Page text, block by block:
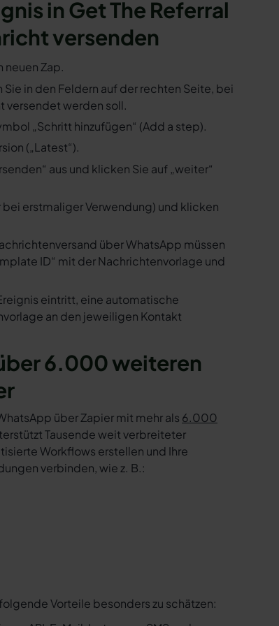
in Get The Referral
versenden
neuen Zap.
Sie in den Feldern auf der rechten Seite, bei
versendet werden soll.
„Schritt hinzufügen“ (Add a step).
(„Latest“).
aus und klicken Sie auf „weiter“
bei erstmaliger Verwendung) und klicken
über WhatsApp müssen
ID“ mit der Nachrichtenvorlage und
eintritt, eine automatische
an den jeweiligen Kontakt
6.000 weiteren
über Zapier mit mehr als 6.000
Tausende weit verbreiteter
Workflows erstellen und Ihre
verbinden, wie z. B.:
Vorteile besonders zu schätzen: